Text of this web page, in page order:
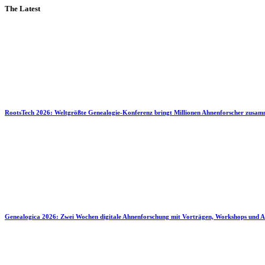
The Latest
RootsTech 2026: Weltgrößte Genealogie-Konferenz bringt Millionen Ahnenforscher
Genealogica 2026: Zwei Wochen digitale Ahnenforschung mit Vorträgen, Workshops und